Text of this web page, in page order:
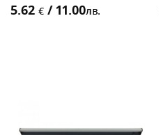
5.62 € / 11.00лв.